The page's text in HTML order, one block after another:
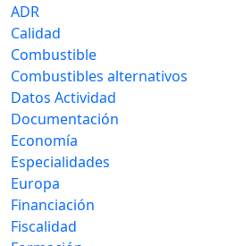
ADR
Calidad
Combustible
Combustibles alternativos
Datos Actividad
Documentación
Economía
Especialidades
Europa
Financiación
Fiscalidad